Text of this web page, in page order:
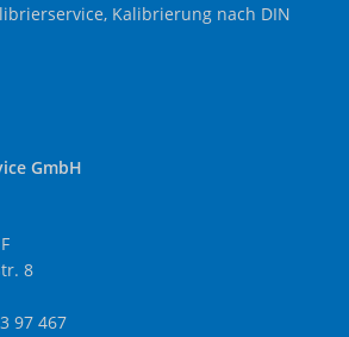
Kalibrierung nach DIN
GmbH
8
97 467